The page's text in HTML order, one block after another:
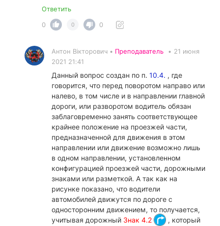
Ответить
0
0 0
Антон Вікторович • Преподаватель • 21 июня
2021 21:41
Данный вопрос создан по п. 10.4. , где
говорится, что перед поворотом направо или
налево, в том числе и в направлении главной
дороги, или разворотом водитель обязан
заблаговременно занять соответствующее
крайнее положение на проезжей части,
предназначенной для движения в этом
направлении или движение возможно лишь
в одном направлении, установленном
конфигурацией проезжей части, дорожными
знаками или разметкой. А так как на
рисунке показано, что водители
автомобилей движутся по дороге с
односторонним движением, то получается,
учитывая дорожный Знак 4.2
, который